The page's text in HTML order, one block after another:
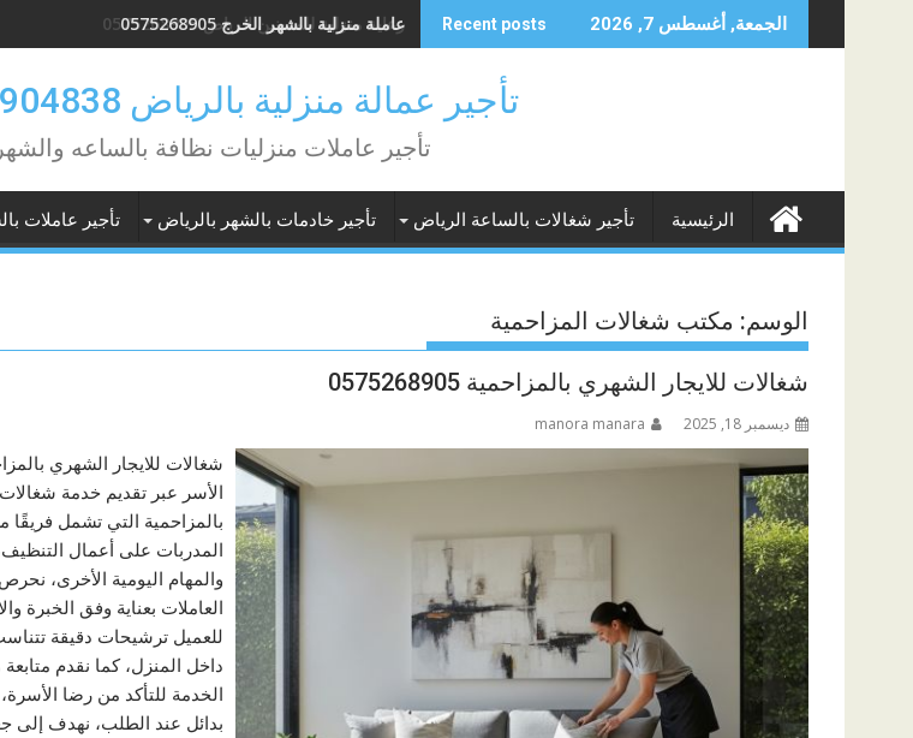
to
الجمعة, أغسطس 7, 2026 Recent posts عاملة منزلية بالشهر الخرج 0575268905
تأجير عمالة منزلية بالرياض 0573904838- 0549362075
تأجير عاملات منزليات نظافة بالساعه
الرئيسية تأجير شغالات بالساعة الرياض تأجير خادمات بالشهر بالرياض تأجير عاملات
الوسم: مكتب شغالات المزاحمية
شغالات للايجار الشهري بالمزاحمية 0575268905
ديسمبر 18, 2025 manora manara
شغالات للايجار الشهري
الأسر عبر تقديم خدمة
بالمزاحمية التي تشمل فريقًا
المدربات على أعمال
والمهام اليومية الأخرى،
العاملات بعناية وفق الخبرة
للعميل ترشيحات دقيقة
داخل المنزل، كما نقدم
الخدمة للتأكد من رضا الأسرة،
بدائل عند الطلب، نهدف إلى